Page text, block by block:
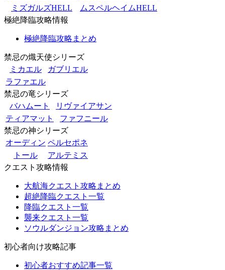
ミズガルズHELL
ムスペルヘイムHELL
極絶降臨攻略情報
極絶降臨攻略まとめ
禁忌の熾天使シリーズ
ミカエル
ガブリエル
ラファエル
禁忌の竜シリーズ
バハムート
リヴァイアサン
ティアマット
ファフニール
禁忌の神シリーズ
オーディン ペルセポネ
トール
アルテミス
クエスト攻略情報
大航海クエスト攻略まとめ
超絶降臨クエスト一覧
降臨クエスト一覧
襲来クエスト一覧
ソウルダンジョン攻略まとめ
初心者向け攻略記事
初心者おすすめ記事一覧